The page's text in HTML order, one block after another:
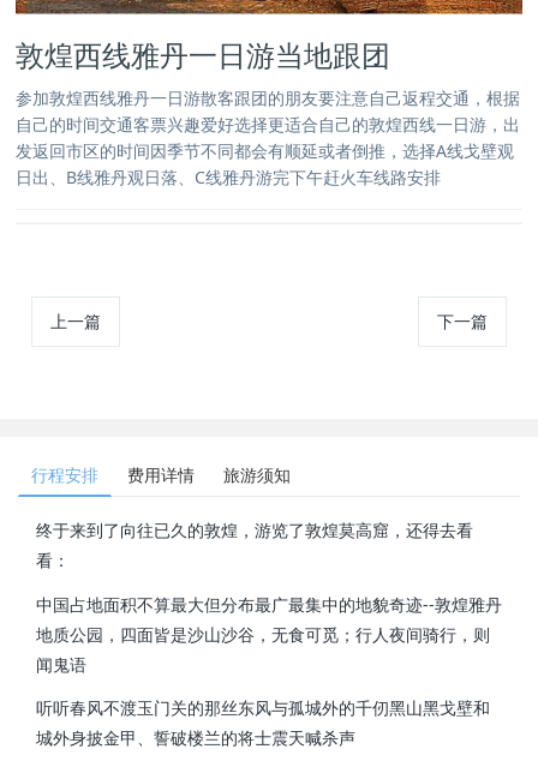
敦煌西线雅丹一日游当地跟团
参加敦煌西线雅丹一日游散客跟团的朋友要注意自己返程交通，根据
自己的时间交通客票兴趣爱好选择更适合自己的敦煌西线一日游，出
发返回市区的时间因季节不同都会有顺延或者倒推，选择A线戈壁观
日出、B线雅丹观日落、C线雅丹游完下午赶火车线路安排
上一篇 下一篇
行程安排 费用详情 旅游须知
终于来到了向往已久的敦煌，游览了敦煌莫高窟，还得去看
看：
中国占地面积不算最大但分布最广最集中的地貌奇迹--敦煌雅丹
地质公园，四面皆是沙山沙谷，无食可觅；行人夜间骑行，则
闻鬼语
听听春风不渡玉门关的那丝东风与孤城外的千仞黑山黑戈壁和
城外身披金甲、誓破楼兰的将士震天喊杀声